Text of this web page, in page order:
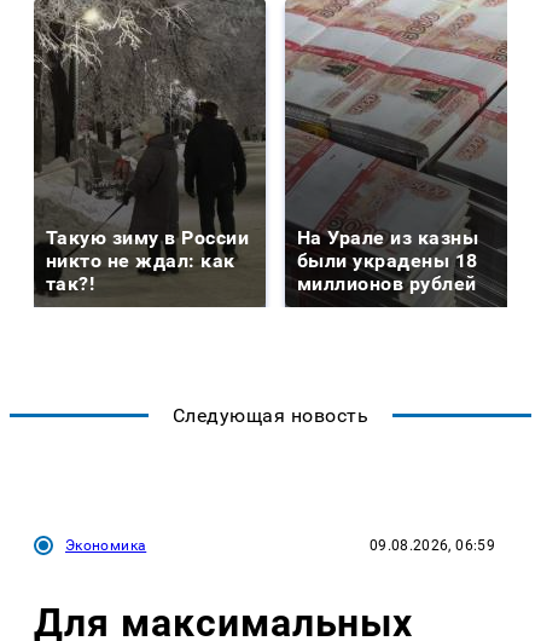
Такую зиму в России
никто не ждал: как
так?!
На Урале из казны
были украдены 18
миллионов рублей
Следующая новость
Экономика 09.08.2026, 06:59
Для максимальных